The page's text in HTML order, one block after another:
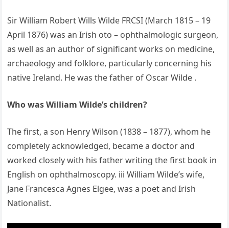
Sir William Robert Wills Wilde FRCSI (March 1815 – 19
April 1876) was an Irish oto – ophthalmologic surgeon,
as well as an author of significant works on medicine,
archaeology and folklore, particularly concerning his
native Ireland. He was the father of Oscar Wilde .
Who was William Wilde’s children?
The first, a son Henry Wilson (1838 – 1877), whom he
completely acknowledged, became a doctor and
worked closely with his father writing the first book in
English on ophthalmoscopy. iii William Wilde’s wife,
Jane Francesca Agnes Elgee, was a poet and Irish
Nationalist.